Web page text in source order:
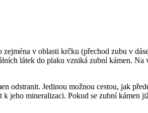
v oblasti krčku (přechod zubu v
látek do plaku vzniká zubní kámen. Na
Jedinou možnou cestou, jak
jeho mineralizaci. Pokud se zubní kámen